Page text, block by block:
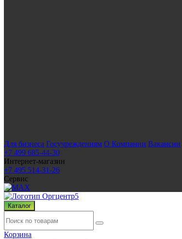
Для бизнеса Госучреждениям О Компании Вакансии
+7 499 685-44-30
Интернет-магазин
+7 495 514-31-26
Сервис
Каталог
Корзина